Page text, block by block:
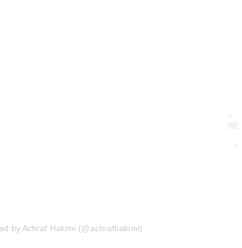
by Achraf Hakimi (@achrafhakimi)